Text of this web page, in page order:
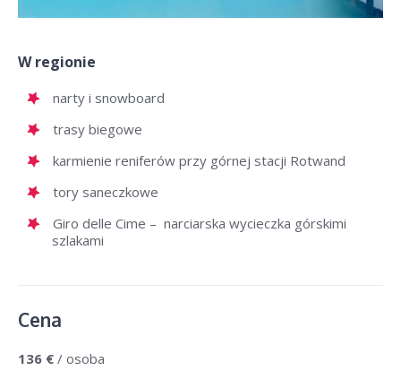
W regionie
narty i snowboard
trasy biegowe
karmienie reniferów przy górnej stacji Rotwand
tory saneczkowe
Giro delle Cime – narciarska wycieczka górskimi
szlakami
Cena
136 € / osoba